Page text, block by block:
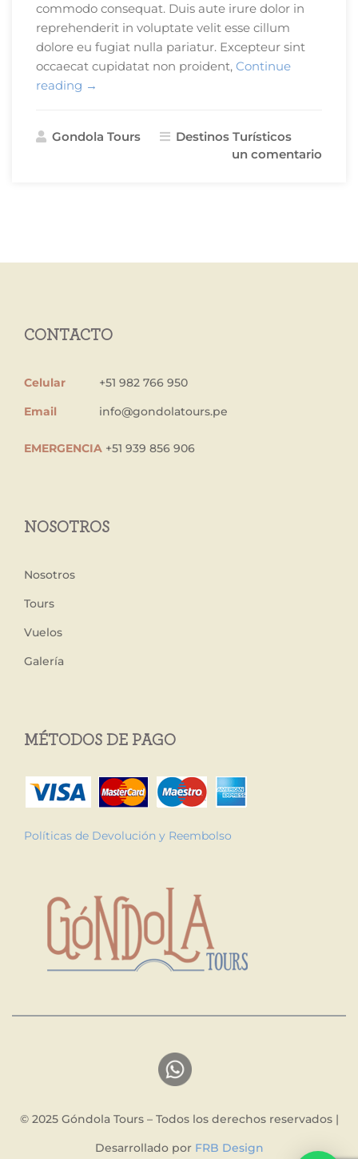
commodo consequat. Duis aute irure dolor in
reprehenderit in voluptate velit esse cillum
dolore eu fugiat nulla pariatur. Excepteur sint
occaecat cupidatat non proident, Continue
reading «Las
Vistas
→
Gondola Tours
Destinos Turísticos
un comentario
CONTACTO
Celular
+51 982 766 950
Email
info@gondolatours.pe
EMERGENCIA +51 939 856 906
NOSOTROS
Nosotros
Tours
Vuelos
Galería
MÉTODOS DE PAGO
Políticas de Devolución y Reembolso
© 2025 Góndola Tours – Todos los derechos reservados |
Desarrollado por FRB Design